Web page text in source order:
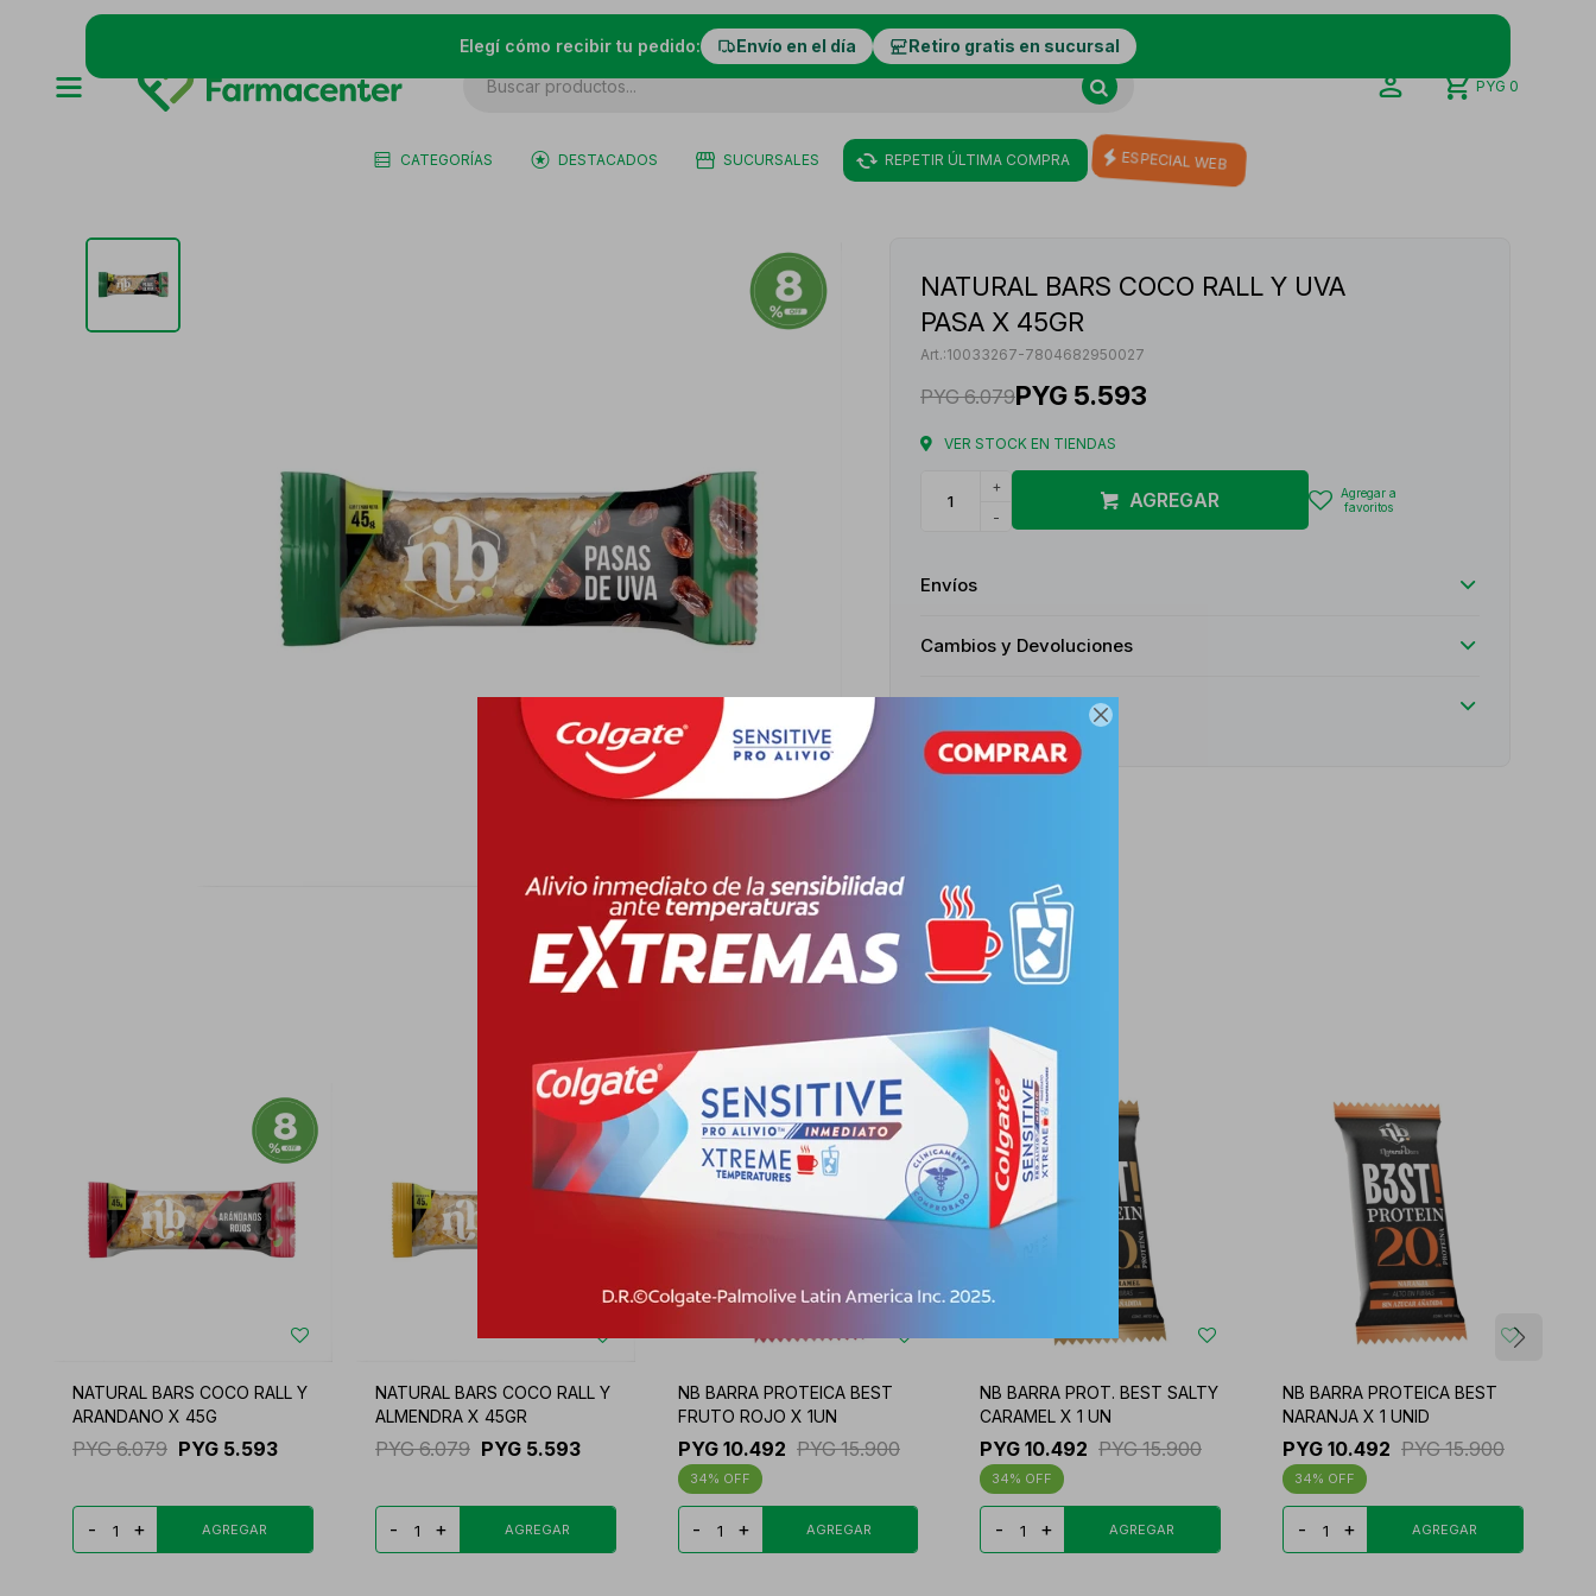

Elegí cómo recibir tu pedido: Envío en el día Retiro gratis en sucursal
CATEGORÍAS DESTACADOS SUCURSALES REPETIR ÚLTIMA COMPRA ESPECIAL WEB
PYG 0
NATURAL BARS COCO RALL Y UVA
PASA X 45GR
10033267-7804682950027
PYG 6.079PYG 5.593
VER STOCK EN TIENDAS
+
-
AGREGAR
Envíos
Cambios y Devoluciones
Productos que te pueden interesar
NATURAL BARS COCO RALL Y
ARANDANO X 45G
PYG 6.079 PYG 5.593
- +
NATURAL BARS COCO RALL Y
ALMENDRA X 45GR
PYG 6.079 PYG 5.593
- +
NB BARRA PROTEICA BEST
FRUTO ROJO X 1UN
PYG 10.492 PYG 15.900
34
- +
NB BARRA PROT. BEST SALTY
CARAMEL X 1 UN
PYG 10.492 PYG 15.900
34
- +
NB BARRA PROTEICA BEST
NARANJA X 1 UNID
PYG 10.492 PYG 15.900
34
- +